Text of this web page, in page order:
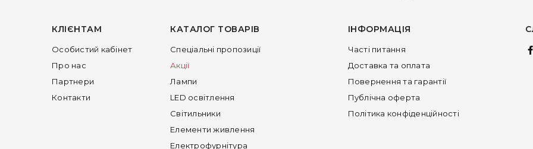
КЛІЄНТАМ
Особистий кабінет
Про нас
Партнери
Контакти
КАТАЛОГ ТОВАРІВ
Спеціальні пропозиції
Акції
Лампи
LED освітлення
Світильники
Елементи живлення
Електрофурнітура
ІНФОРМАЦІЯ
Часті питання
Доставка та оплата
Повернення та гарантії
Публічна оферта
Політика конфіденційності